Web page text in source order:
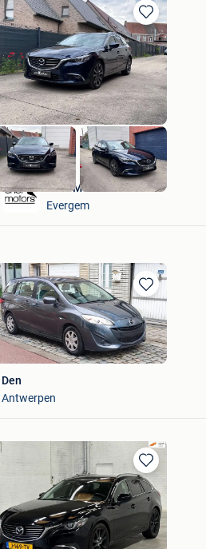
Bewaren
in
Mijn
Favorieten
Chef Motors
Evergem
Bewaren
in
Mijn
Favorieten
Den
Antwerpen
Bewaren
in
Mijn
Favorieten